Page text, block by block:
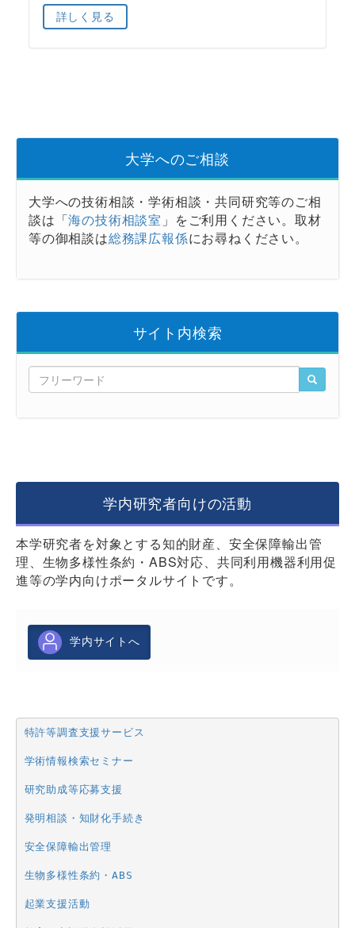
詳しく見る
大学へのご相談
大学への技術相談・学術相談・共同研究等のご相
談は「海の技術相談室 」をご利用ください。取材
等の御相談は総務課広報係にお尋ねください。
サイト内検索
学内研究者向けの活動
本学研究者を対象とする知的財産、安全保障輸出管
理、生物多様性条約・ABS対応、共同利用機器利用促
進等の学内向けポータルサイトです。
学内サイトへ
特許等調査支援サービス
学術情報検索セミナー
研究助成等応募支援
発明相談・知財化手続き
安全保障輸出管理
生物多様性条約・ABS
起業支援活動